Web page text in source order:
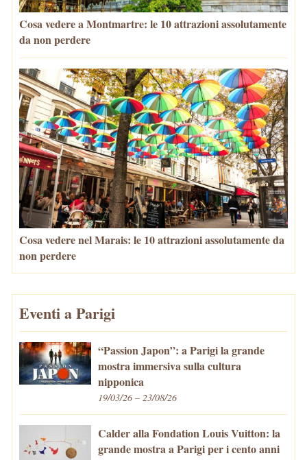
Cosa vedere a Montmartre: le 10 attrazioni assolutamente
da non perdere
Cosa vedere nel Marais: le 10 attrazioni assolutamente da
non perdere
Eventi a Parigi
“Passion Japon”: a Parigi la grande
mostra immersiva sulla cultura
nipponica
19/03/26 – 23/08/26
Calder alla Fondation Louis Vuitton: la
grande mostra a Parigi per i cento anni